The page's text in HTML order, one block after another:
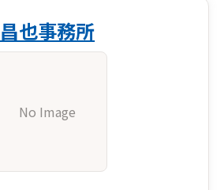
也事務所
No Image